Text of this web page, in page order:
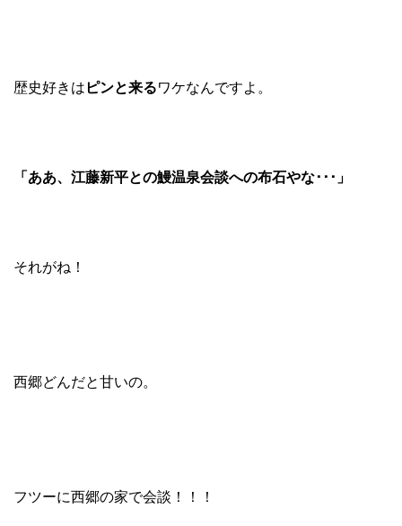
歴史好きは ピンと来るワケなんですよ。
「ああ、江藤新平との鰻温泉会談への布石やな･･･」
それがね！
西郷どんだと甘いの。
フツーに西郷の家で会談！！！